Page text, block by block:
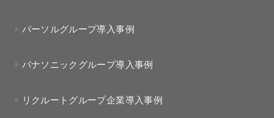
パーソルグループ導入事例
パナソニックグループ導入事例
リクルートグループ企業導入事例